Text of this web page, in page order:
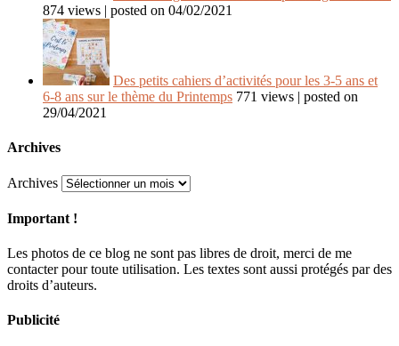
874 views | posted on 04/02/2021
Des petits cahiers d’activités pour les 3-5 ans et
6-8 ans sur le thème du Printemps 771 views | posted on
29/04/2021
Archives
Archives
Important !
Les photos de ce blog ne sont pas libres de droit, merci de me
contacter pour toute utilisation. Les textes sont aussi protégés par des
droits d’auteurs.
Publicité